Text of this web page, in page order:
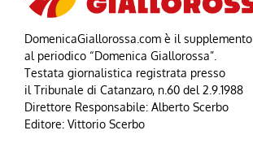
DomenicaGiallorossa.com è il supplemento
al periodico “Domenica Giallorossa”.
Testata giornalistica registrata presso
il Tribunale di Catanzaro, n.60 del 2.9.1988
Direttore Responsabile: Alberto Scerbo
Editore: Vittorio Scerbo